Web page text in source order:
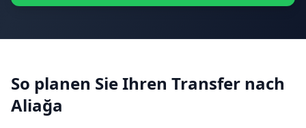
So planen Sie Ihren Transfer nach
Aliağa